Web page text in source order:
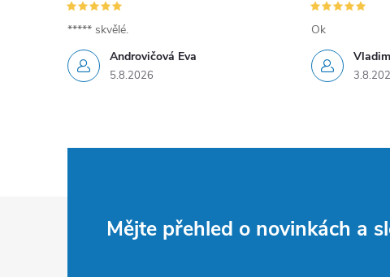
Androvičová Eva
5.8.2026
***** skvělé.
Ok
Mějte přehled o novinkách a